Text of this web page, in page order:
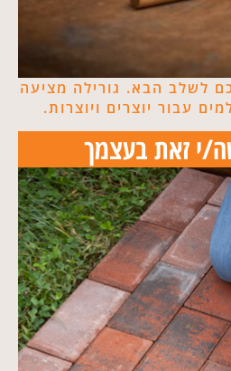
לשלב הבא. גורילה מציעה
עבור יוצרים ויוצרות.​
י זאת בעצמך